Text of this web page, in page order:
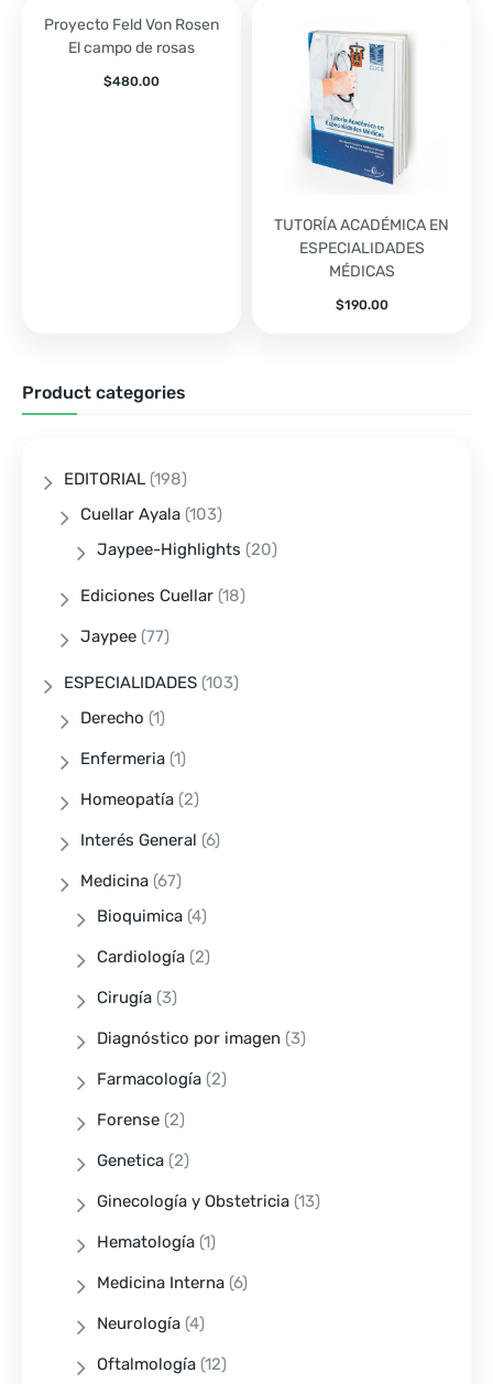
Proyecto Feld Von Rosen
El campo de rosas
$480.00
TUTORÍA ACADÉMICA EN
ESPECIALIDADES
MÉDICAS
$190.00
Product categories
EDITORIAL (198)
Cuellar Ayala (103)
Jaypee-Highlights (20)
Ediciones Cuellar (18)
Jaypee (77)
ESPECIALIDADES (103)
Derecho (1)
Enfermeria (1)
Homeopatía (2)
Interés General (6)
Medicina (67)
Bioquimica (4)
Cardiología (2)
Cirugía (3)
Diagnóstico por imagen (3)
Farmacología (2)
Forense (2)
Genetica (2)
Ginecología y Obstetricia (13)
Hematología (1)
Medicina Interna (6)
Neurología (4)
Oftalmología (12)